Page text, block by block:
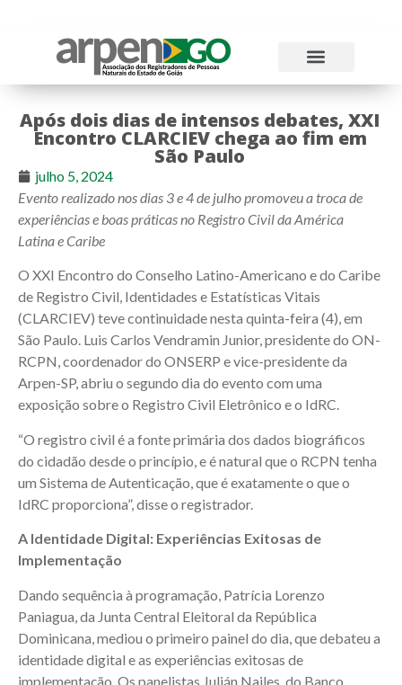
Após dois dias de intensos debates, XXI
Encontro CLARCIEV chega ao fim em
São Paulo
julho 5, 2024
Evento realizado nos dias 3 e 4 de julho promoveu a troca de
experiências e boas práticas no Registro Civil da América
Latina e Caribe
O XXI Encontro do Conselho Latino-Americano e do Caribe
de Registro Civil, Identidades e Estatísticas Vitais
(CLARCIEV) teve continuidade nesta quinta-feira (4), em
São Paulo. Luis Carlos Vendramin Junior, presidente do ON-
RCPN, coordenador do ONSERP e vice-presidente da
Arpen-SP, abriu o segundo dia do evento com uma
exposição sobre o Registro Civil Eletrônico e o IdRC.
“O registro civil é a fonte primária dos dados biográficos
do cidadão desde o princípio, e é natural que o RCPN tenha
um Sistema de Autenticação, que é exatamente o que o
IdRC proporciona”, disse o registrador.
A Identidade Digital: Experiências Exitosas de
Implementação
Dando sequência à programação, Patrícia Lorenzo
Paniagua, da Junta Central Eleitoral da República
Dominicana, mediou o primeiro painel do dia, que debateu a
identidade digital e as experiências exitosas de
implementação. Os panelistas Julián Najles, do Banco